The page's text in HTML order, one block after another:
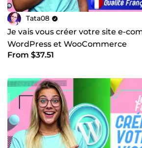
Tata08
Je vais vous créer votre site e-
WordPress et WooCommerce
From $37.51